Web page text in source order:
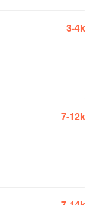
3-4k
7-12k